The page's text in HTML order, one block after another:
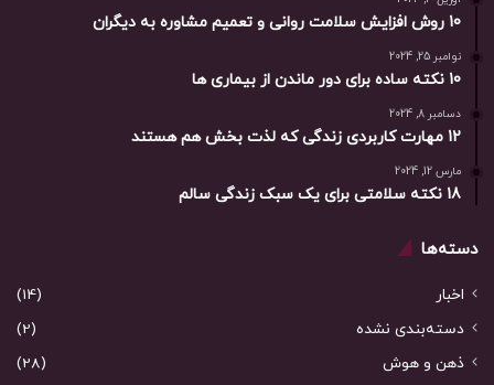
10 روش افزایش سلامت روانی و تعمیم مشاوره به دیگران
نوامبر 25, 2024
10 نکته ساده برای دور ماندن از بیماری ها
دسامبر 8, 2024
12 مهارت کاربردی زندگی که لذت بخش هم هستند
مارس 12, 2024
18 نکته سلامتی برای یک سبک زندگی سالم
دسته‌ها
اخبار
(14)
دسته‌بندی نشده
(2)
ذهن و هوش
(28)